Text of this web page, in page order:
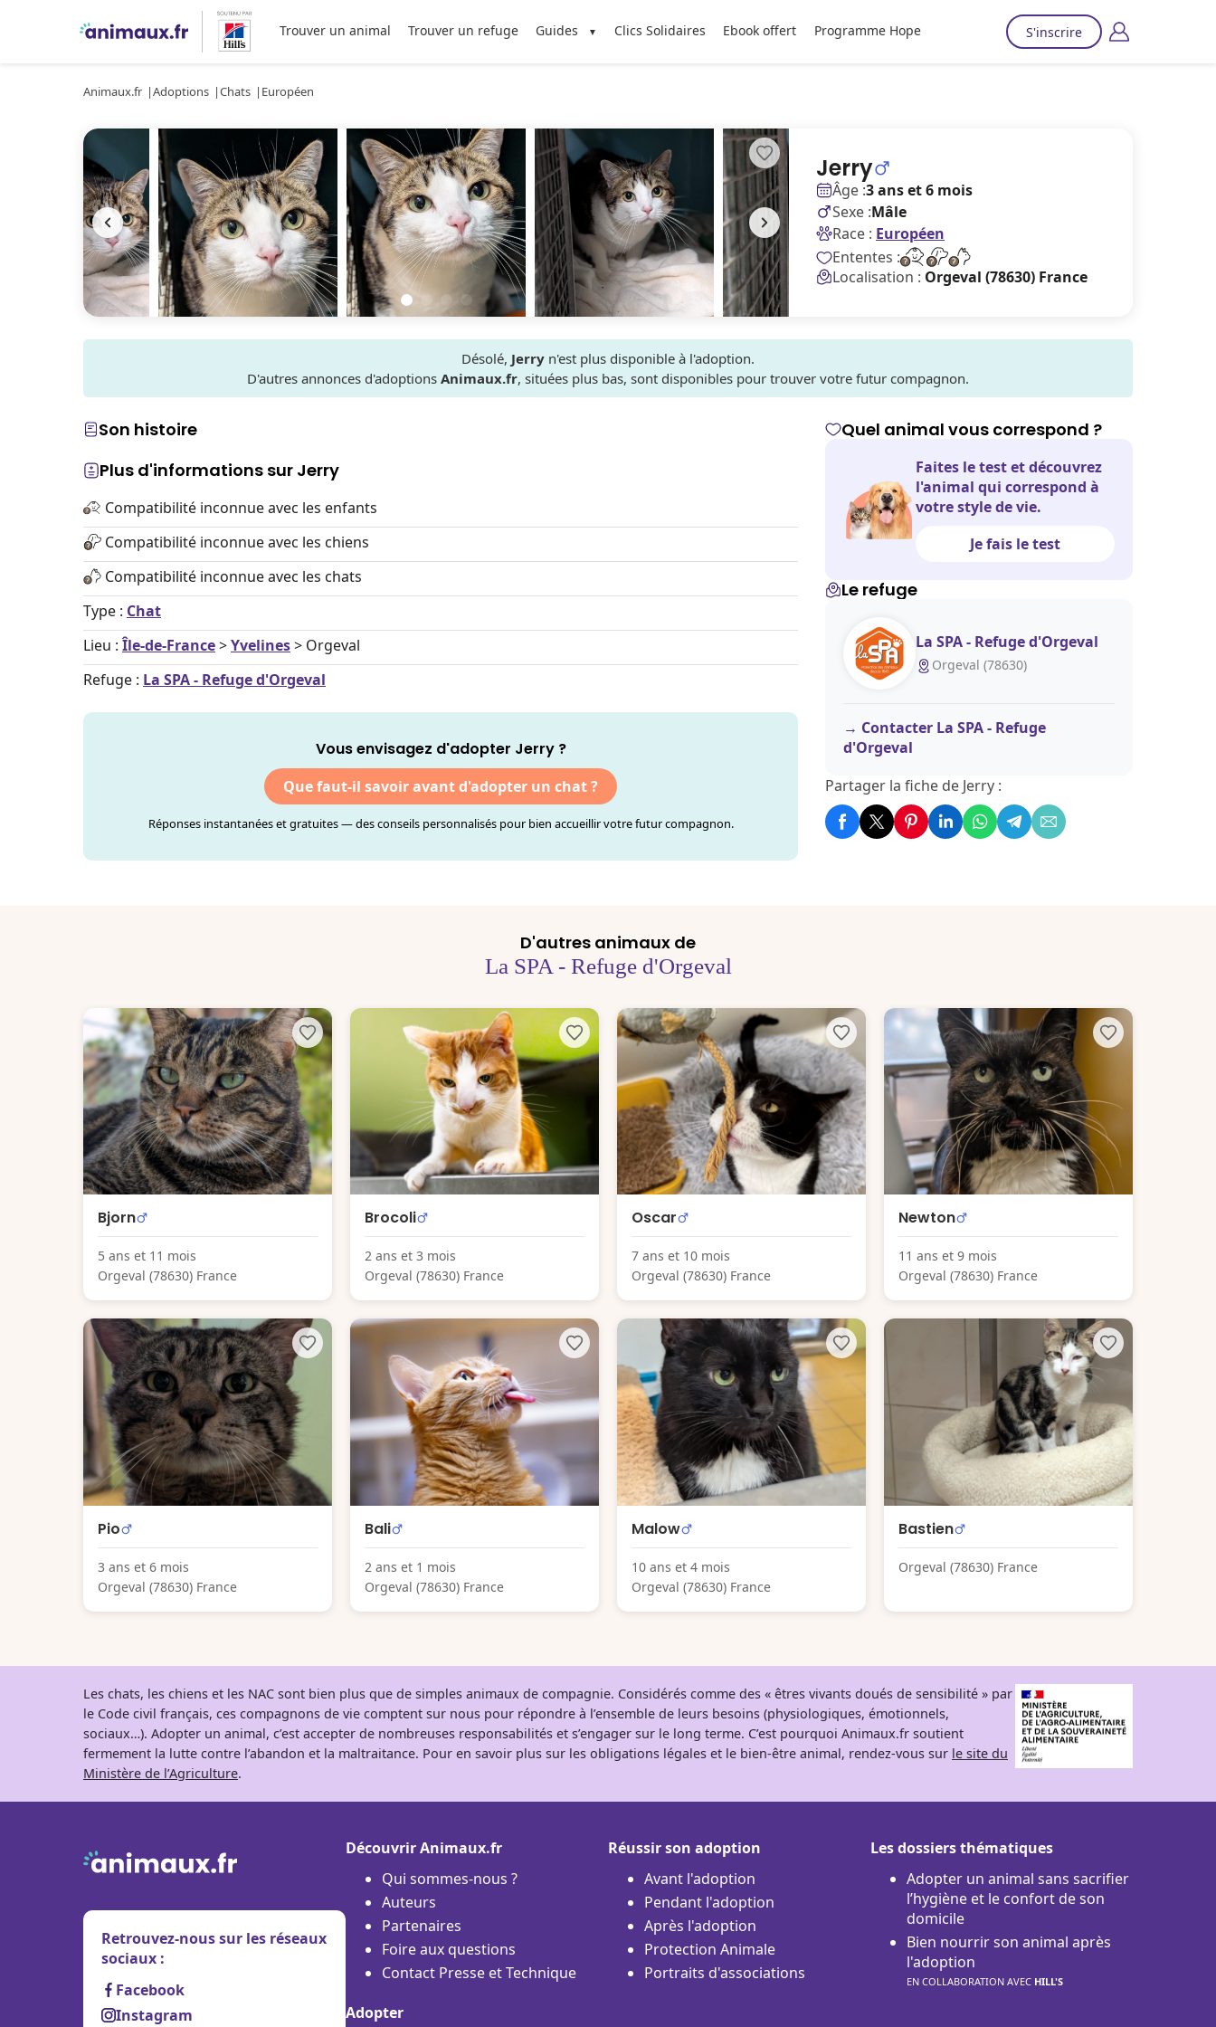
Trouver un animal Trouver un refuge Guides Clics Solidaires Ebook offert Programme Hope S'inscrire
Animaux.fr Adoptions Chats Européen
Jerry
Âge :3 ans et 6 mois
Sexe :Mâle
Race : Européen
Ententes :
Localisation : Orgeval (78630) France
Désolé, Jerry n'est plus disponible à l'adoption.
D'autres annonces d'adoptions Animaux.fr, situées plus bas, sont disponibles pour trouver votre futur compagnon.
Son histoire
Plus d'informations sur Jerry
Compatibilité inconnue avec les enfants
Compatibilité inconnue avec les chiens
Compatibilité inconnue avec les chats
Type : Chat
Lieu : Île-de-France>Yvelines> Orgeval
Refuge : La SPA - Refuge d'Orgeval
Vous envisagez d'adopter Jerry ?
Que faut-il savoir avant d'adopter un chat ?
Réponses instantanées et gratuites — des conseils personnalisés pour bien accueillir votre futur compagnon.
Quel animal vous correspond ?
Faites le test et découvrez
l'animal qui correspond à
votre style de vie.
Je fais le test
Le refuge
La SPA - Refuge d'Orgeval
Orgeval (78630)
Contacter La SPA - Refuge
d'Orgeval
Partager la fiche de Jerry :
D'autres animaux de
La SPA - Refuge d'Orgeval
Bjorn
5 ans et 11 mois
Orgeval (78630) France
Brocoli
2 ans et 3 mois
Orgeval (78630) France
Oscar
7 ans et 10 mois
Orgeval (78630) France
Newton
11 ans et 9 mois
Orgeval (78630) France
Pio
3 ans et 6 mois
Orgeval (78630) France
Bali
2 ans et 1 mois
Orgeval (78630) France
Malow
10 ans et 4 mois
Orgeval (78630) France
Bastien
Orgeval (78630) France
Les chats, les chiens et les NAC sont bien plus que de simples animaux de compagnie. Considérés comme des « êtres vivants doués de sensibilité » par
le Code civil français, ces compagnons de vie comptent sur nous pour répondre à l’ensemble de leurs besoins (physiologiques, émotionnels,
sociaux…). Adopter un animal, c’est accepter de nombreuses responsabilités et s’engager sur le long terme. C’est pourquoi Animaux.fr soutient
fermement la lutte contre l’abandon et la maltraitance. Pour en savoir plus sur les obligations légales et le bien-être animal, rendez-vous sur le site du
Ministère de l’Agriculture.
Retrouvez-nous sur les réseaux
sociaux :
Facebook
Instagram
Découvrir Animaux.fr
Qui sommes-nous ?
Auteurs
Partenaires
Foire aux questions
Contact Presse et Technique
Adopter
Réussir son adoption
Avant l'adoption
Pendant l'adoption
Après l'adoption
Protection Animale
Portraits d'associations
Les dossiers thématiques
Adopter un animal sans sacrifier
l’hygiène et le confort de son
domicile
Bien nourrir son animal après
l'adoption
EN COLLABORATION AVEC HILL'S